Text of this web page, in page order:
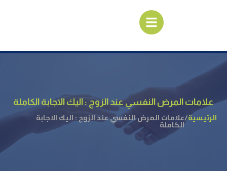
علامات المرض النفسي عند الزوج : اليك الاجابة الكاملة
الرئيسية/علامات المرض النفسي عند الزوج : اليك الاجابة
الكاملة